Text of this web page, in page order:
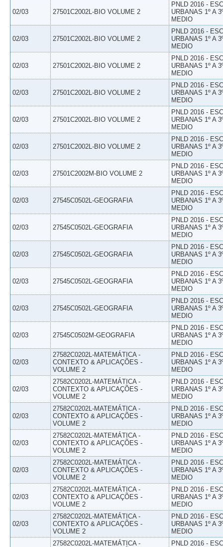
02/03 27501C2002L-BIO VOLUME 2
PNLD 2016 -
URBANAS 1º A
MEDIO
02/03 27501C2002L-BIO VOLUME 2
PNLD 2016 -
URBANAS 1º A
MEDIO
02/03 27501C2002L-BIO VOLUME 2
PNLD 2016 -
URBANAS 1º A
MEDIO
02/03 27501C2002L-BIO VOLUME 2
PNLD 2016 -
URBANAS 1º A
MEDIO
02/03 27501C2002L-BIO VOLUME 2
PNLD 2016 -
URBANAS 1º A
MEDIO
02/03 27501C2002L-BIO VOLUME 2
PNLD 2016 -
URBANAS 1º A
MEDIO
02/03 27501C2002M-BIO VOLUME 2
PNLD 2016 -
URBANAS 1º A
MEDIO
02/03 27545C0502L-GEOGRAFIA
PNLD 2016 -
URBANAS 1º A
MEDIO
02/03 27545C0502L-GEOGRAFIA
PNLD 2016 -
URBANAS 1º A
MEDIO
02/03 27545C0502L-GEOGRAFIA
PNLD 2016 -
URBANAS 1º A
MEDIO
02/03 27545C0502L-GEOGRAFIA
PNLD 2016 -
URBANAS 1º A
MEDIO
02/03 27545C0502L-GEOGRAFIA
PNLD 2016 -
URBANAS 1º A
MEDIO
02/03 27545C0502M-GEOGRAFIA
PNLD 2016 -
URBANAS 1º A
MEDIO
02/03
27582C0202L-MATEMÁTICA -
CONTEXTO & APLICAÇÕES -
VOLUME 2
PNLD 2016 -
URBANAS 1º A
MEDIO
02/03
27582C0202L-MATEMÁTICA -
CONTEXTO & APLICAÇÕES -
VOLUME 2
PNLD 2016 -
URBANAS 1º A
MEDIO
02/03
27582C0202L-MATEMÁTICA -
CONTEXTO & APLICAÇÕES -
VOLUME 2
PNLD 2016 -
URBANAS 1º A
MEDIO
02/03
27582C0202L-MATEMÁTICA -
CONTEXTO & APLICAÇÕES -
VOLUME 2
PNLD 2016 -
URBANAS 1º A
MEDIO
02/03
27582C0202L-MATEMÁTICA -
CONTEXTO & APLICAÇÕES -
VOLUME 2
PNLD 2016 -
URBANAS 1º A
MEDIO
02/03
27582C0202L-MATEMÁTICA -
CONTEXTO & APLICAÇÕES -
VOLUME 2
PNLD 2016 -
URBANAS 1º A
MEDIO
02/03
27582C0202L-MATEMÁTICA -
CONTEXTO & APLICAÇÕES -
VOLUME 2
PNLD 2016 -
URBANAS 1º A
MEDIO
27582C0202L-MATEMÁTICA -
PNLD 2016 -